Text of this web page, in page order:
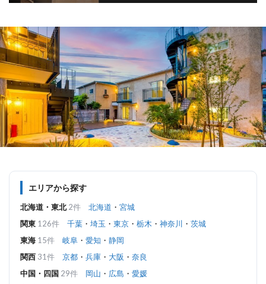
エリアから探す
北海道・東北 2件 北海道 ・ 宮城
関東 126件 千葉 ・ 埼玉 ・ 東京 ・ 栃木 ・ 神奈川 ・ 茨城
東海 15件 岐阜 ・ 愛知 ・ 静岡
関西 31件 京都 ・ 兵庫 ・ 大阪 ・ 奈良
中国・四国 29件 岡山 ・ 広島 ・ 愛媛